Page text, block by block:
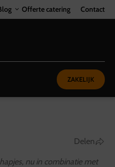
Offerte catering Contact
ZAKELIJK
Delen
nu in combinatie met